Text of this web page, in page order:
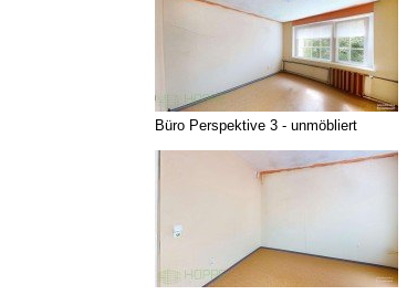
Büro Perspektive 3 - unmöbliert